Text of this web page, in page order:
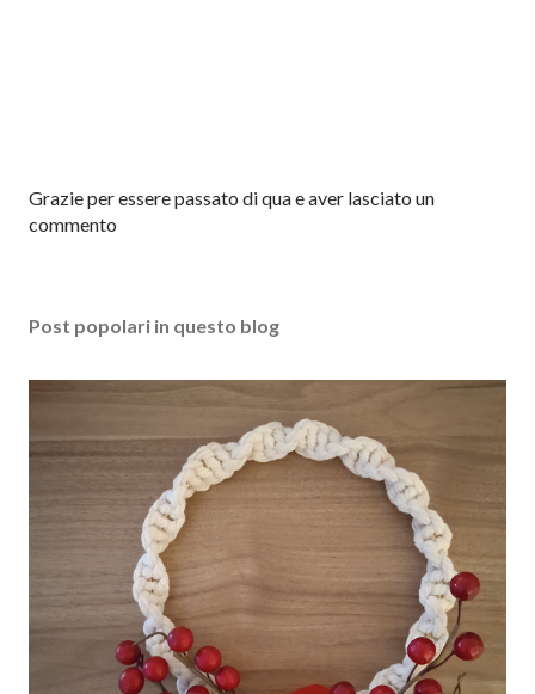
P
o
u
c
m
Grazie per essere passato di qua e aver lasciato un
commento
Post popolari in questo blog